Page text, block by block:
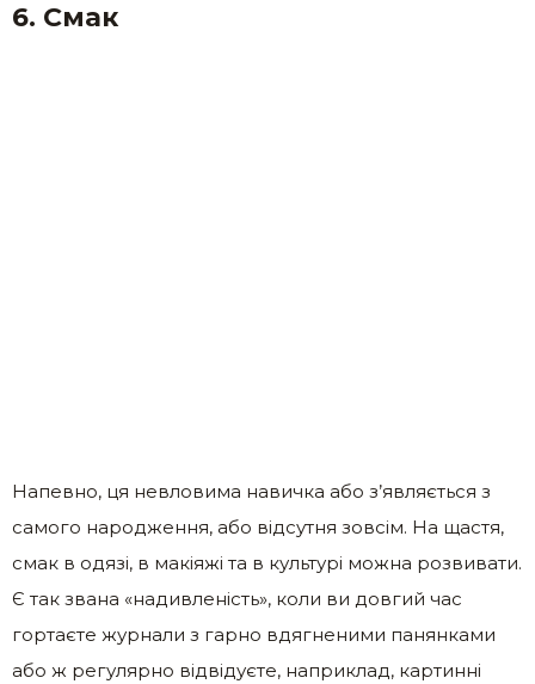
6. Смак
Напевно, ця невловима навичка або з’являється з
самого народження, або відсутня зовсім. На щастя,
смак в одязі, в макіяжі та в культурі можна розвивати.
Є так звана «надивленість», коли ви довгий час
гортаєте журнали з гарно вдягненими панянками
або ж регулярно відвідуєте, наприклад, картинні